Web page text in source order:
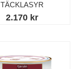
TÄCKLASYR
2.170 kr